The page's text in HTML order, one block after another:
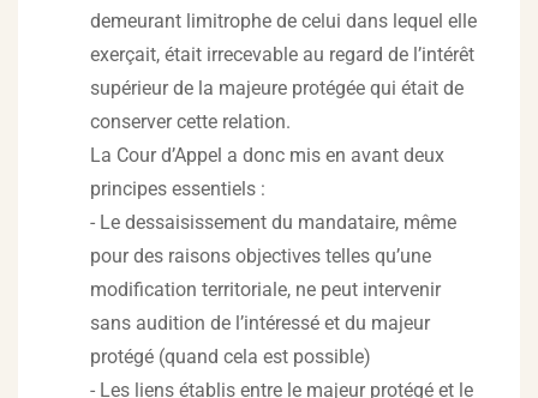
demeurant limitrophe de celui dans lequel elle
exerçait, était irrecevable au regard de l’intérêt
supérieur de la majeure protégée qui était de
conserver cette relation.
La Cour d’Appel a donc mis en avant deux
principes essentiels :
- Le dessaisissement du mandataire, même
pour des raisons objectives telles qu’une
modification territoriale, ne peut intervenir
sans audition de l’intéressé et du majeur
protégé (quand cela est possible)
- Les liens établis entre le majeur protégé et le